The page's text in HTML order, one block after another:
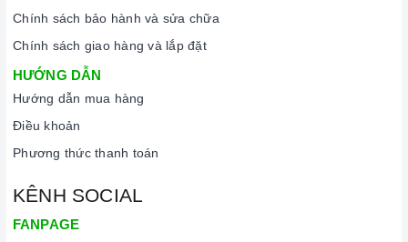
Chính sách bảo hành và sửa chữa
Chính sách giao hàng và lắp đặt
HƯỚNG DẪN
Hướng dẫn mua hàng
Điều khoản
Phương thức thanh toán
KÊNH SOCIAL
FANPAGE